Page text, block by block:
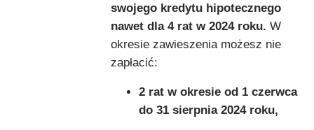
swojego kredytu hipotecznego
nawet dla 4 rat w 2024 roku. W
okresie zawieszenia możesz nie
zapłacić:
2 rat w okresie od 1 czerwca
do 31 sierpnia 2024 roku,